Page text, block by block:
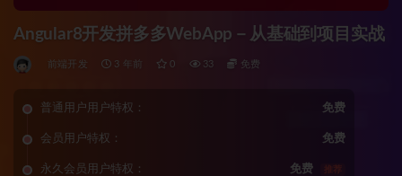
Angular8开发拼多多WebApp－从基础到项目实战
前端开发 3 年前 0 33 免费
普通用户用户特权： 免费
会员用户特权： 免费
永久会员用户特权： 免费 推荐